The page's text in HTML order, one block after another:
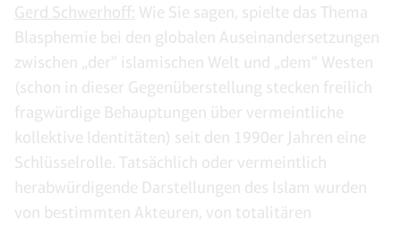
Gerd Schwerhoff: Wie Sie sagen, spielte das Thema
Blasphemie bei den globalen Auseinandersetzungen
zwischen „der“ islamischen Welt und „dem“ Westen
(schon in dieser Gegenüberstellung stecken freilich
fragwürdige Behauptungen über vermeintliche
kollektive Identitäten) seit den 1990er Jahren eine
Schlüsselrolle. Tatsächlich oder vermeintlich
herabwürdigende Darstellungen des Islam wurden
von bestimmten Akteuren, von totalitären